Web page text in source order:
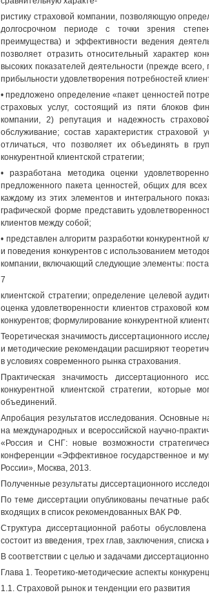
ристику страховой компании, позволяющую
долгосрочном периоде с точки зрения
преимущества) и эффективности ведения
позволяет отразить относительный характер
высоких показателей деятельности (прежде
прибыльности удовлетворения потребностей
• предложено определение «пакет ценностей
страховых услуг, состоящий из пяти блоков
компании, 2) репутация и надежность
обслуживание; состав характеристик
отличаться, что позволяет их объединять в
конкурентной клиентской стратегии;
• разработана методика оценки
предложенного пакета ценностей, общих для
каждому из этих элементов и интегрального
графической форме представить
клиентов между собой;
• представлен алгоритм разработки конкурентной
и поведения конкурентов с использованием
компании, включающий следующие элементы:
7
клиентской стратегии; определение целевой
оценка удовлетворенности клиентов страховой
конкурентов; формулирование конкурентной
Теоретическая значимость диссертационного
и методические рекомендации расширяют
в условиях современного рынка страхования.
Практическая значимость диссертационного
конкурентной клиентской стратегии, которые
объединений.
Апробация результатов исследования. Основные
на международных и всероссийской научно-
«Россия и СНГ: новые возможности
конференции «Эффективное государственное и
России», Москва, 2013.
Полученные результаты диссертационного
По теме диссертации опубликованы печатные
входящих в список рекомендованных ВАК РФ.
Структура диссертационной работы
состоит из введения, трех глав, заключения,
В соответствии с целью и задачами
Глава 1. Теоретико-методические аспекты
1.1. Страховой рынок и тенденции его развития